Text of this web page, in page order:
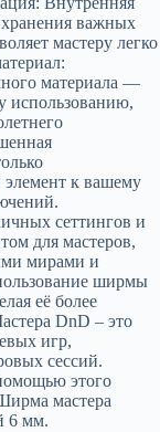
важных
мастеру легко
материала —
использованию,
элемент к вашему
сеттингов и
для мастеров,
мирами и
ширмы
её более
DnD – это
игр,
сессий.
этого
мacтера
6 мм.